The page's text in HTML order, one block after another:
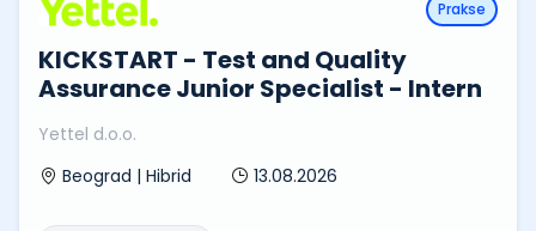
Prakse
KICKSTART - Test and Quality
Assurance Junior Specialist - Intern
Yettel d.o.o.
Beograd | Hibrid
13.08.2026